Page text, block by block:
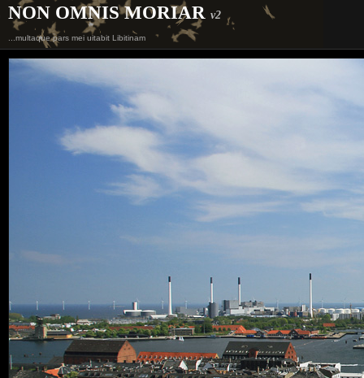
NON OMNIS MORIAR v2
...multaque pars mei uitabit Libitinam